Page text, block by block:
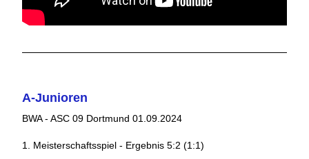
A-Junioren
BWA - ASC 09 Dortmund 01.09.2024
1. Meisterschaftsspiel - Ergebnis 5:2 (1:1)